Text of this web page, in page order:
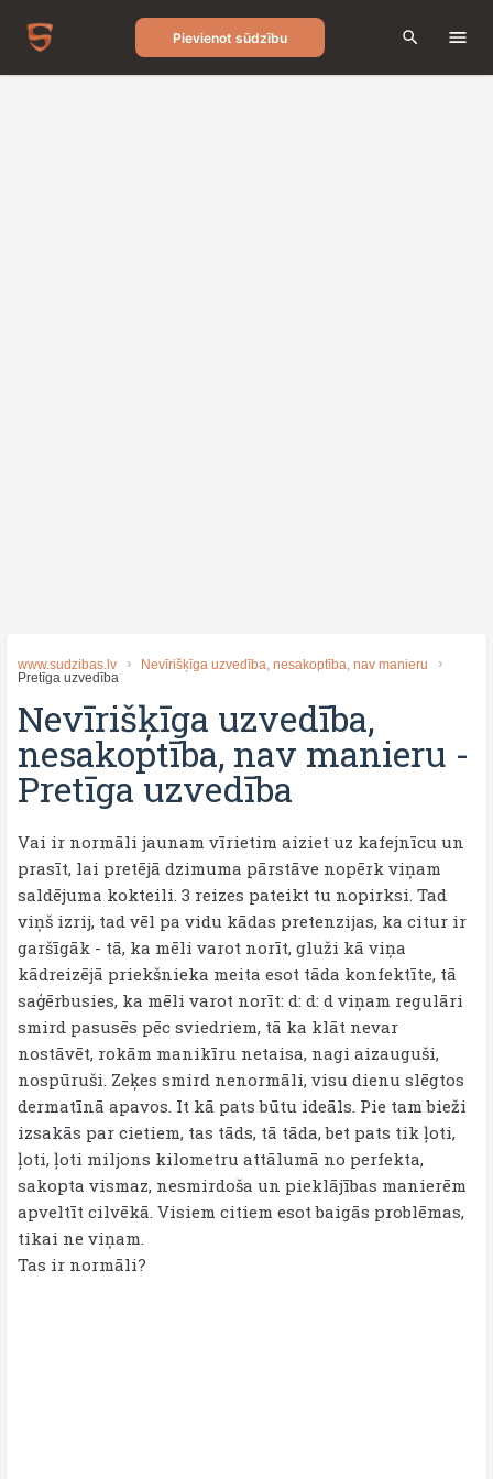
Pievienot sūdzību
www.sudzibas.lv
Nevīrišķīga uzvedība, nesakoptība, nav manieru
Pretīga uzvedība
Nevīrišķīga uzvedība,
nesakoptība, nav manieru -
Pretīga uzvedība
Vai ir normāli jaunam vīrietim aiziet uz kafejnīcu un
prasīt, lai pretējā dzimuma pārstāve nopērk viņam
saldējuma kokteili. 3 reizes pateikt tu nopirksi. Tad
viņš izrij, tad vēl pa vidu kādas pretenzijas, ka citur ir
garšīgāk - tā, ka mēli varot norīt, gluži kā viņa
kādreizējā priekšnieka meita esot tāda konfektīte, tā
saģērbusies, ka mēli varot norīt: d: d: d viņam regulāri
smird pasusēs pēc sviedriem, tā ka klāt nevar
nostāvēt, rokām manikīru netaisa, nagi aizauguši,
nospūruši. Zeķes smird nenormāli, visu dienu slēgtos
dermatīnā apavos. It kā pats būtu ideāls. Pie tam bieži
izsakās par cietiem, tas tāds, tā tāda, bet pats tik ļoti,
ļoti, ļoti miljons kilometru attālumā no perfekta,
sakopta vismaz, nesmirdoša un pieklājības manierēm
apveltīt cilvēkā. Visiem citiem esot baigās problēmas,
tikai ne viņam.
Tas ir normāli?